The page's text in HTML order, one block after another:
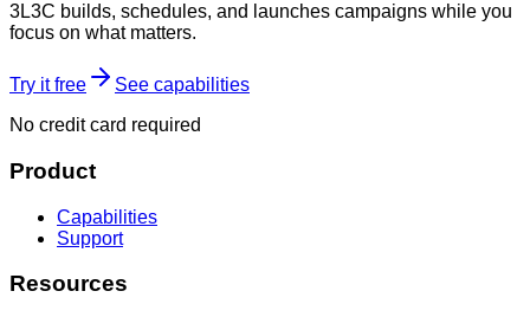
3L3C builds, schedules, and launches campaigns while you
focus on what matters.
Try it free
See capabilities
No credit card required
Product
Capabilities
Support
Resources